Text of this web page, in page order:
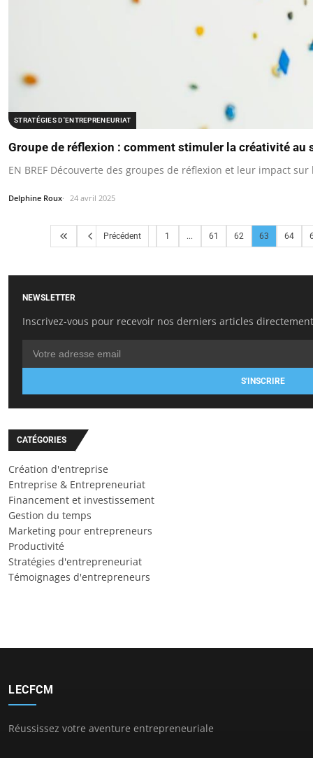
STRATÉGIES D'ENTREPRENEURIAT
Groupe de réflexion : comment stimuler la créativité au
EN BREF Découverte des groupes de réflexion et leur impact
Delphine Roux 24 avril 2025
Précédent 1 ... 61 62 63 64
NEWSLETTER
Inscrivez-vous pour recevoir nos derniers articles
S'INSCRIRE
CATÉGORIES
Création d'entreprise
Entreprise & Entrepreneuriat
Financement et investissement
Gestion du temps
Marketing pour entrepreneurs
Productivité
Stratégies d'entrepreneuriat
Témoignages d'entrepreneurs
LECFCM
Réussissez votre aventure entrepreneuriale